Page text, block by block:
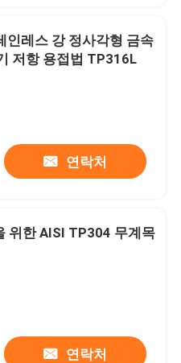
인레스 강 정사각형 금속
항 용접법 TP316L
연락처
위한 AISI TP304 무계목
연락처